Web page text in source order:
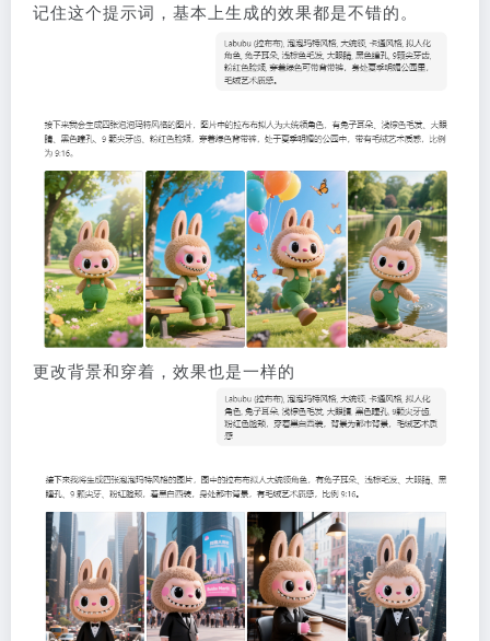
记住这个提示词，基本上生成的效果都是不错的。
更改背景和穿着，效果也是一样的